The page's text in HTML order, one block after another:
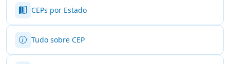
CEPs por Estado
Tudo sobre CEP